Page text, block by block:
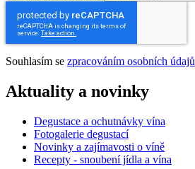
Souhlasím se zpracováním osobních údajů
Aktuality a novinky
Degustace a ochutnávky vína
Fotogalerie degustací
Novinky a zajímavosti o víně
Recepty - snoubení jídla a vína